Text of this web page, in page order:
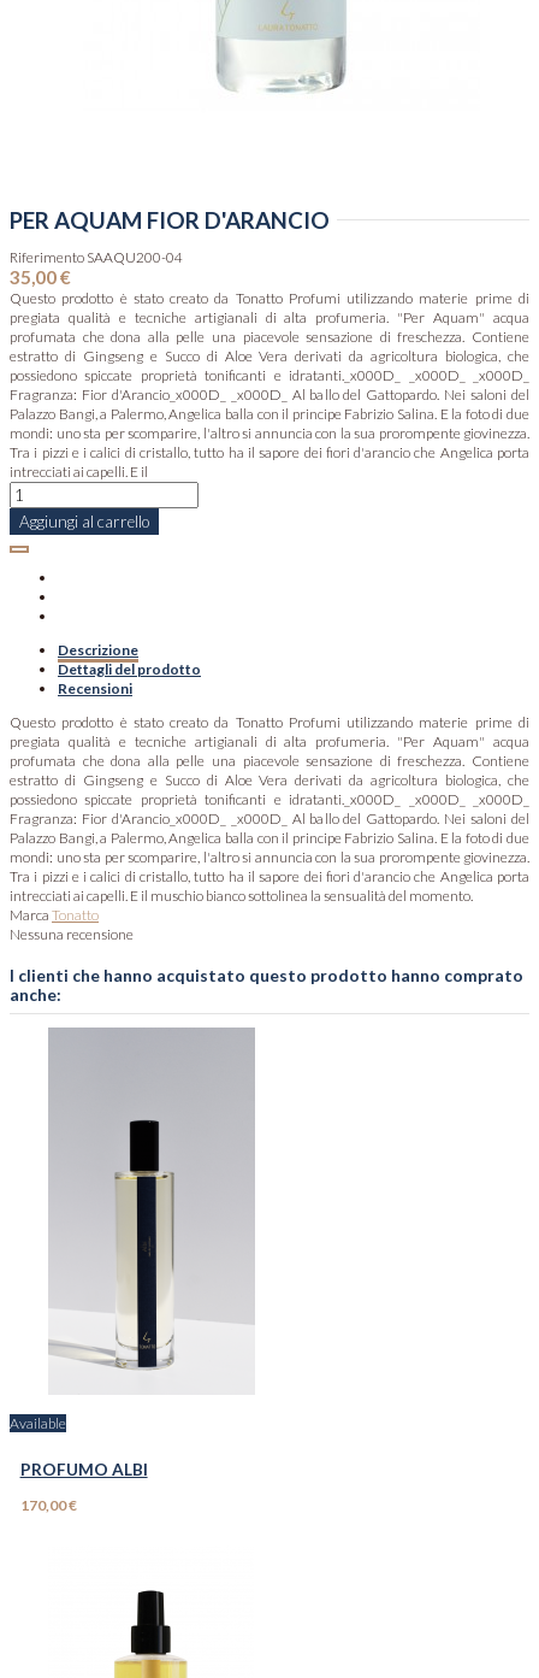
PER AQUAM FIOR D'ARANCIO
Riferimento SAAQU200-04
35,00 €
Questo prodotto è stato creato da Tonatto Profumi utilizzando materie prime di
pregiata qualità e tecniche artigianali di alta profumeria. "Per Aquam" acqua
profumata che dona alla pelle una piacevole sensazione di freschezza. Contiene
estratto di Gingseng e Succo di Aloe Vera derivati da agricoltura biologica, che
possiedono spiccate proprietà tonificanti e idratanti._x000D_ _x000D_ _x000D_
Fragranza: Fior d'Arancio_x000D_ _x000D_ Al ballo del Gattopardo. Nei saloni del
Palazzo Bangi, a Palermo, Angelica balla con il principe Fabrizio Salina. E la foto di due
mondi: uno sta per scomparire, l'altro si annuncia con la sua prorompente giovinezza.
Tra i pizzi e i calici di cristallo, tutto ha il sapore dei fiori d'arancio che Angelica porta
intrecciati ai capelli. E il
Aggiungi al carrello
Descrizione
Dettagli del prodotto
Recensioni
Questo prodotto è stato creato da Tonatto Profumi utilizzando materie prime di
pregiata qualità e tecniche artigianali di alta profumeria. "Per Aquam" acqua
profumata che dona alla pelle una piacevole sensazione di freschezza. Contiene
estratto di Gingseng e Succo di Aloe Vera derivati da agricoltura biologica, che
possiedono spiccate proprietà tonificanti e idratanti._x000D_ _x000D_ _x000D_
Fragranza: Fior d'Arancio_x000D_ _x000D_ Al ballo del Gattopardo. Nei saloni del
Palazzo Bangi, a Palermo, Angelica balla con il principe Fabrizio Salina. E la foto di due
mondi: uno sta per scomparire, l'altro si annuncia con la sua prorompente giovinezza.
Tra i pizzi e i calici di cristallo, tutto ha il sapore dei fiori d'arancio che Angelica porta
intrecciati ai capelli. E il muschio bianco sottolinea la sensualità del momento.
Marca Tonatto
Nessuna recensione
I clienti che hanno acquistato questo prodotto hanno comprato
anche:
Available
PROFUMO ALBI
170,00 €